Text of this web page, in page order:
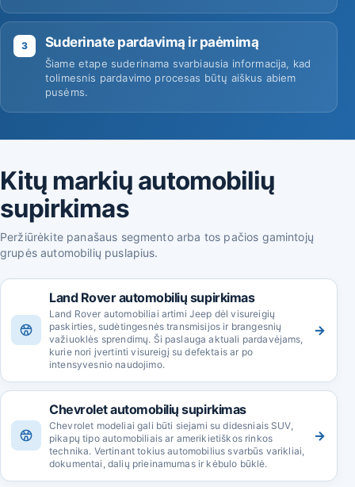
3 Suderinate pardavimą ir paėmimą
Šiame etape suderinama svarbiausia informacija, kad
tolimesnis pardavimo procesas būtų aiškus abiem
pusėms.
Kitų markių automobilių
supirkimas
Peržiūrėkite panašaus segmento arba tos pačios gamintojų
grupės automobilių puslapius.
Land Rover automobilių supirkimas
Land Rover automobiliai artimi Jeep dėl visureigių
paskirties, sudėtingesnės transmisijos ir brangesnių
važiuoklės sprendimų. Ši paslauga aktuali pardavėjams,
kurie nori įvertinti visureigį su defektais ar po
intensyvesnio naudojimo.
→
Chevrolet automobilių supirkimas
Chevrolet modeliai gali būti siejami su didesniais SUV,
pikapų tipo automobiliais ar amerikietiškos rinkos
technika. Vertinant tokius automobilius svarbūs varikliai,
dokumentai, dalių prieinamumas ir kėbulo būklė.
→